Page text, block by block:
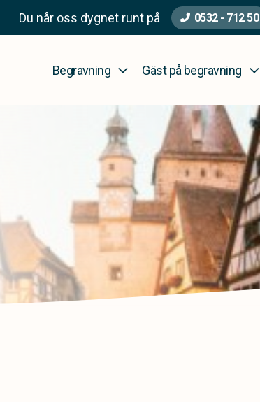
Du når oss dygnet runt på 0532 - 712 50
Begravning Gäst på begravning